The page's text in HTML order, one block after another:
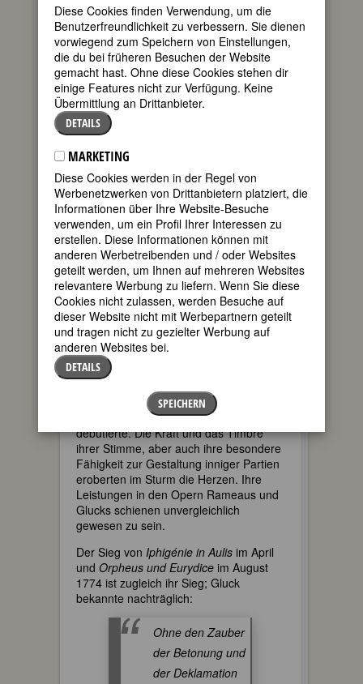
von Modena
hörte sie in der
Kirche als
Mädchen
singen, und
kurz darauf
vor, wo sich Madame Pompadour
entzückt über ihr Talent äußerte.
Arnould ka
m mit
königliche Kapelle und 1757, mit
siebzehn, zur Oper, wo sie unter Gossec
debütierte. Die Kraft und das Timbre
ihrer Stimme, aber auch ihre besondere
Fähigkeit zur Gestaltung inniger Partien
eroberten im Sturm die Herzen. Ihre
Leistungen in den Opern Rameaus und
Glucks schienen unvergleichlich
gewesen zu sein.
Der Sieg von Iphigénie in Aulis im April
und Orpheus und Eurydice im August
1774 ist zugleich ihr Sieg; Gluck
bekannte nachträglich:
Ohne den Zauber
der Betonung und
der Deklamation
Diese Cookies finden Verwendung, um die
Benutzerfreundlichkeit zu verbessern. Sie dienen
vorwiegend zum Speichern von Einstellungen,
die du bei früheren Besuchen der Website
gemacht hast. Ohne diese Cookies stehen dir
einige Features nicht zur Verfügung. Keine
Übermittlung an Drittanbieter.
DETAILS
MARKETING
Diese Cookies werden in der Regel von
Werbenetzwerken von Drittanbietern platziert, die
Informationen über Ihre Website-Besuche
verwenden, um ein Profil Ihrer Interessen zu
erstellen. Diese Informationen können mit
anderen Werbetreibenden und / oder Websites
geteilt werden, um Ihnen auf mehreren Websites
relevantere Werbung zu liefern. Wenn Sie diese
Cookies nicht zulassen, werden Besuche auf
dieser Website nicht mit Werbepartnern geteilt
und tragen nicht zu gezielter Werbung auf
anderen Websites bei.
DETAILS
SPEICHERN